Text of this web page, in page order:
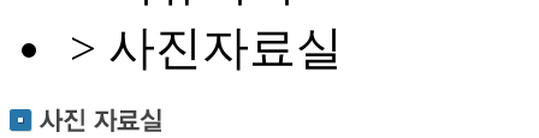
> 사진자료실